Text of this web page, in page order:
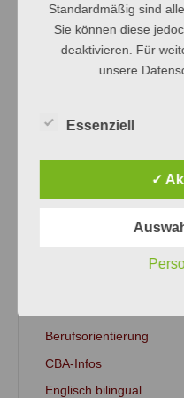
Anpassung der Regeln
Ablauf der ersten
Wissen ist Macht und
Bitburger Schulen
Berufsorientierung
CBA-Infos
Englisch bilingual
Standardmäßig sind
Sie können diese
deaktivieren. Für
unsere
Essenziell
✓